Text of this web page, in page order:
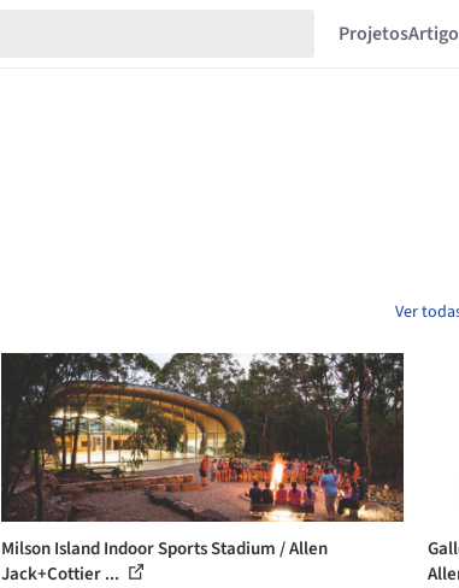
Projetos
Ver
Milson Island Indoor Sports Stadium / Allen
Jack+Cottier ...